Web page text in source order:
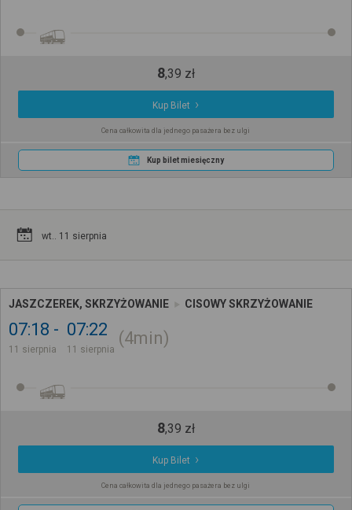
8,39 zł
Kup Bilet
Cena całkowita dla jednego pasażera bez ulgi
Kup bilet miesięczny
wt.. 11 sierpnia
JASZCZEREK, SKRZYŻOWANIE CISOWY SKRZYŻOWANIE
07:18
11 sierpnia
07:22
11 sierpnia
4min
8,39 zł
Kup Bilet
Cena całkowita dla jednego pasażera bez ulgi